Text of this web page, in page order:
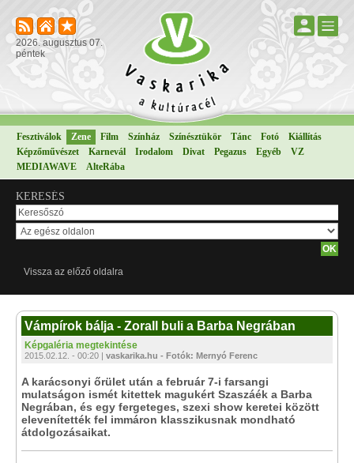
2026. augusztus 07.
péntek
Fesztiválok Zene Film Színház Színésztükör Tánc Fotó
Kiállítás
Képzőművészet
Karnevál Irodalom Divat Pegazus Egyéb
VZ
MEDIAWAVE
AlteRába
KERESÉS
Vissza az előző oldalra
Vámpírok bálja - Zorall buli a Barba Negrában
Képgaléria megtekintése
2015.02.12. - 00:20 | vaskarika.hu - Fotók: Mernyó Ferenc
A karácsonyi őrület után a február 7-i farsangi
mulatságon ismét kitettek magukért Szaszáék a Barba
Negrában, és egy fergeteges, szexi show keretei között
elevenítették fel immáron klasszikusnak mondható
átdolgozásaikat.